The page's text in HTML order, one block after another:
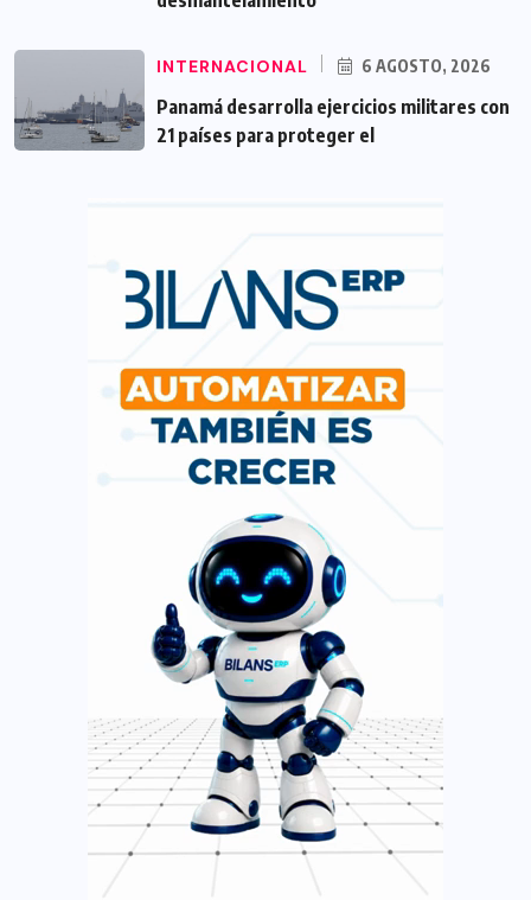
INTERNACIONAL 6 AGOSTO, 2026
Panamá desarrolla ejercicios militares con
21 países para proteger el